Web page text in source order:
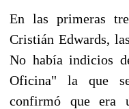
En las primeras
Cristián Edwards,
No había indicios
Oficina" la que
confirmó que era